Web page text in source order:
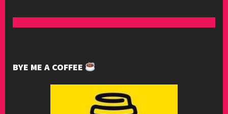
BYE ME A COFFEE